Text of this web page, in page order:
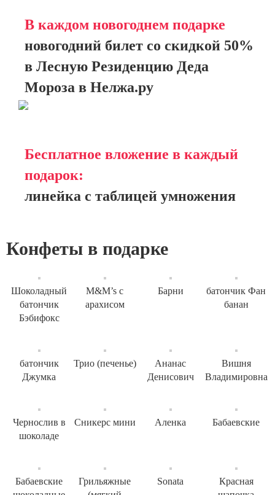
В каждом новогоднем подарке
новогодний билет со скидкой 50%
в Лесную Резиденцию Деда
Мороза в Нелжа.ру
Бесплатное вложение в каждый
подарок:
линейка с таблицей умножения
Конфеты в подарке
Шоколадный
батончик
Бэбифокс
M&M’s с
арахисом
Барни
батончик Фан
банан
батончик
Джумка
Трио (печенье)
Ананас
Денисович
Вишня
Владимировна
Чернослив в
шоколаде
Сникерс мини Аленка Бабаевские
Бабаевские
Грильяжные
Sonata
Красная